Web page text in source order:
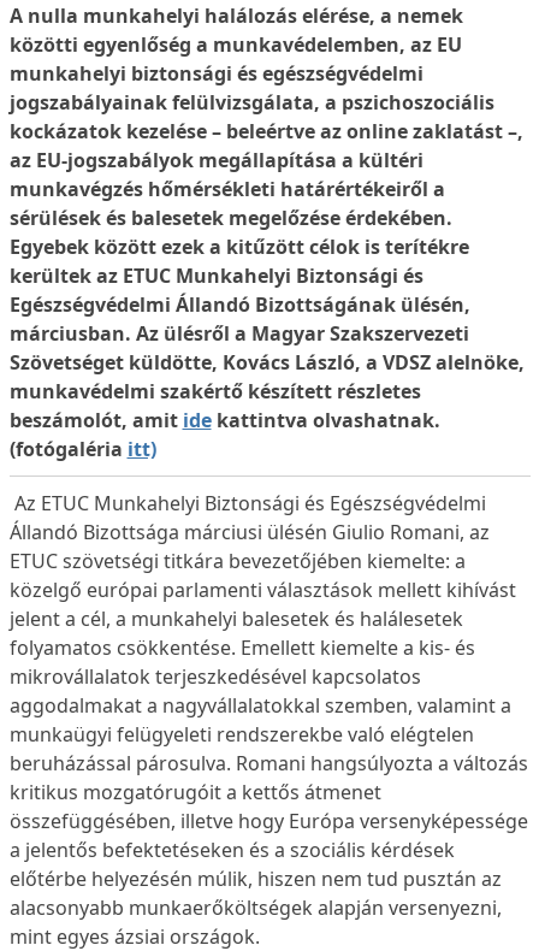
A nulla munkahelyi halálozás elérése, a nemek
közötti egyenlőség a munkavédelemben, az EU
munkahelyi biztonsági és egészségvédelmi
jogszabályainak felülvizsgálata, a pszichoszociális
kockázatok kezelése – beleértve az online zaklatást –,
az EU-jogszabályok megállapítása a kültéri
munkavégzés hőmérsékleti határértékeiről a
sérülések és balesetek megelőzése érdekében.
Egyebek között ezek a kitűzött célok is terítékre
kerültek az ETUC Munkahelyi Biztonsági és
Egészségvédelmi Állandó Bizottságának ülésén,
márciusban. Az ülésről a Magyar Szakszervezeti
Szövetséget küldötte, Kovács László, a VDSZ alelnöke,
munkavédelmi szakértő készített részletes
beszámolót, amit idekattintva olvashatnak.
(fotógaléria itt)
Az ETUC Munkahelyi Biztonsági és Egészségvédelmi
Állandó Bizottsága márciusi ülésén Giulio Romani, az
ETUC szövetségi titkára bevezetőjében kiemelte: a
közelgő európai parlamenti választások mellett kihívást
jelent a cél, a munkahelyi balesetek és halálesetek
folyamatos csökkentése. Emellett kiemelte a kis- és
mikrovállalatok terjeszkedésével kapcsolatos
aggodalmakat a nagyvállalatokkal szemben, valamint a
munkaügyi felügyeleti rendszerekbe való elégtelen
beruházással párosulva. Romani hangsúlyozta a változás
kritikus mozgatórugóit a kettős átmenet
összefüggésében, illetve hogy Európa versenyképessége
a jelentős befektetéseken és a szociális kérdések
előtérbe helyezésén múlik, hiszen nem tud pusztán az
alacsonyabb munkaerőköltségek alapján versenyezni,
mint egyes ázsiai országok.